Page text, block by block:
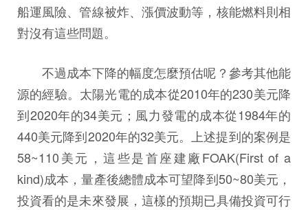
船運風險、管線被炸、漲價波動等，核能燃料則相
對沒有這些問題。
不過成本下降的幅度怎麼預估呢？參考其他能
源的經驗。太陽光電的成本從2010年的230美元降
到2020年的34美元；風力發電的成本從1984年的
440美元降到2020年的32美元。上述提到的案例是
58~110美元，這些是首座建廠FOAK(First of a
kind)成本，量產後總體成本可望降到50~80美元，
投資看的是未來發展，這樣的預期已具備投資可行